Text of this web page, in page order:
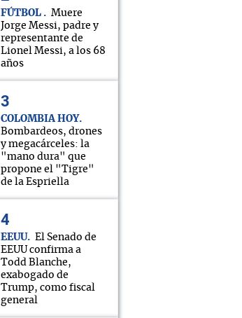
FÚTBOL
Muere
Jorge Messi, padre y
representante de
Lionel Messi, a los 68
años
COLOMBIA HOY
Bombardeos, drones
y megacárceles: la
"mano dura" que
propone el "Tigre"
de la Espriella
EEUU
El Senado de
EEUU confirma a
Todd Blanche,
exabogado de
Trump, como fiscal
general